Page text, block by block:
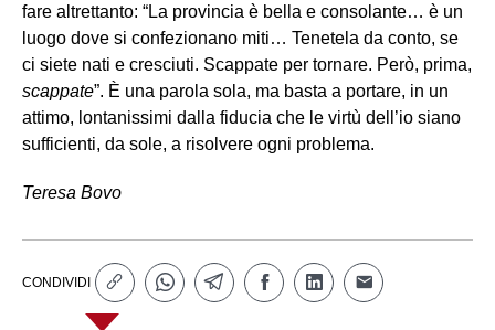
fare altrettanto: “La provincia è bella e consolante… è un
luogo dove si confezionano miti… Tenetela da conto, se
ci siete nati e cresciuti. Scappate per tornare. Però, prima,
scappate”. È una parola sola, ma basta a portare, in un
attimo, lontanissimi dalla fiducia che le virtù dell’io siano
sufficienti, da sole, a risolvere ogni problema.
Teresa Bovo
CONDIVIDI